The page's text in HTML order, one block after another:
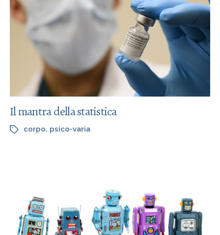
Il mantra della statistica
corpo, psico-varia